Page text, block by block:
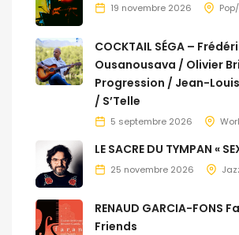
19 novembre 2026
COCKTAIL SÉGA –
Ousanousava / Olivier
Progression / Jean-
/ S’Telle
5 septembre 2026
LE SACRE DU TYMPAN «
25 novembre 2026
RENAUD GARCIA-FONS
Friends